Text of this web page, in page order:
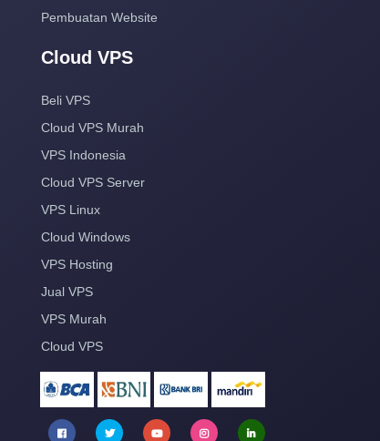
Pembuatan Website
Cloud VPS
Beli VPS
Cloud VPS Murah
VPS Indonesia
Cloud VPS Server
VPS Linux
Cloud Windows
VPS Hosting
Jual VPS
VPS Murah
Cloud VPS